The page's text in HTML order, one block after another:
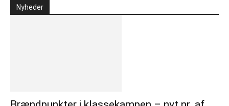
Nyheder